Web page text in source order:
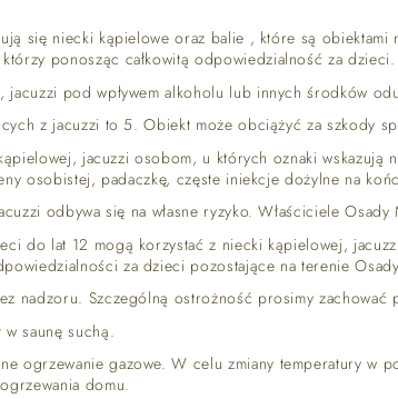
się niecki kąpielowe oraz balie , które są
ponosząc całkowitą odpowiedzialność za dzieci.
jacuzzi pod wpływem alkoholu lub innych środków
z jacuzzi to 5. Obiekt może obciążyć za szkody
jacuzzi osobom, u których oznaki
osobistej, padaczkę, częste iniekcje dożylne na
odbywa się na własne ryzyko. Właściciele
do lat 12 mogą korzystać z niecki kąpielowej,
za dzieci pozostające na terenie
nadzoru. Szczególną ostrożność prosimy zachować
saunę suchą.
ogrzewanie gazowe. W celu zmiany temperatury
domu.